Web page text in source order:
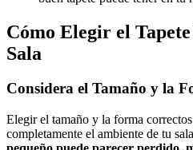
Cómo Elegir el
Sala
Considera el Tamaño y la
Elegir el tamaño y la forma
completamente el ambiente de tu